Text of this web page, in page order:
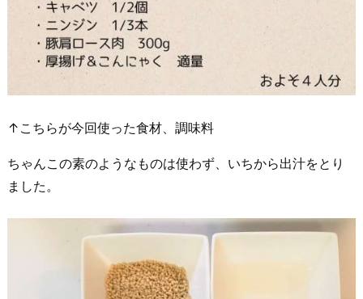
↑こちらが今回使った食材、調味料
ちゃんこの素のようなものは使わず、いちから出汁をとり
ました。